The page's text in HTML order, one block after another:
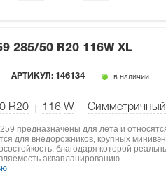
285/50 R20 116W XL
АРТИКУЛ: 146134 в наличии
R20 116 W Симметричный
предназначены для лета и
для внедорожников, крупных
благодаря которой
аквапланированию.